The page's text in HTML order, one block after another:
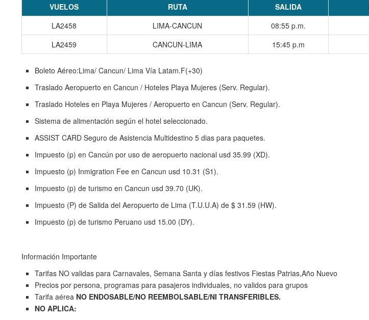
VUELOS
RUTA SALIDA
LA2458
LIMA-CANCUN 08:55 p.m.
LA2459
CANCUN-LIMA 15:45 p.m
Boleto Aéreo:Lima/ Cancun/ Lima Vía Latam.F(+30)
Traslado Aeropuerto en Cancun / Hoteles Playa Mujeres (Serv. Regular).
Traslado Hoteles en Playa Mujeres / Aeropuerto en Cancun (Serv. Regular).
Sistema de alimentación según el hotel seleccionado.
ASSIST CARD Seguro de Asistencia Multidestino 5 dias para paquetes.
Impuesto (p) en Cancún por uso de aeropuerto nacional usd 35.99 (XD).
Impuesto (p) Inmigration Fee en Cancun usd 10.31 (S1).
Impuesto (p) de turismo en Cancun usd 39.70 (UK).
Impuesto (P) de Salida del Aeropuerto de Lima (T.U.U.A) de $ 31.59 (HW).
Impuesto (p) de turismo Peruano usd 15.00 (DY).
Información Importante
Tarifas NO validas para Carnavales, Semana Santa y días festivos Fiestas Patrias,Año Nuevo
Precios por persona, programas para pasajeros individuales, no validos para grupos
Tarifa aérea NO ENDOSABLE/NO REEMBOLSABLE/NI TRANSFERIBLES.
NO APLICA: